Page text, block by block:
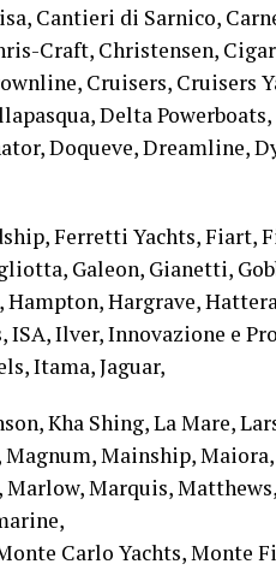
Cantieri di Sarnico,
Craft, Christensen,
Cruisers, Cruisers
Delta Powerboats,
Doqueve, Dreamline,
Ferretti Yachts,
Galeon, Gianetti,
Hampton, Hargrave,
ISA, Ilver, Innovazione e
Itama, Jaguar,
Kha Shing, La Mare,
Magnum, Mainship,
Marquis,
Carlo Yachts, Monte